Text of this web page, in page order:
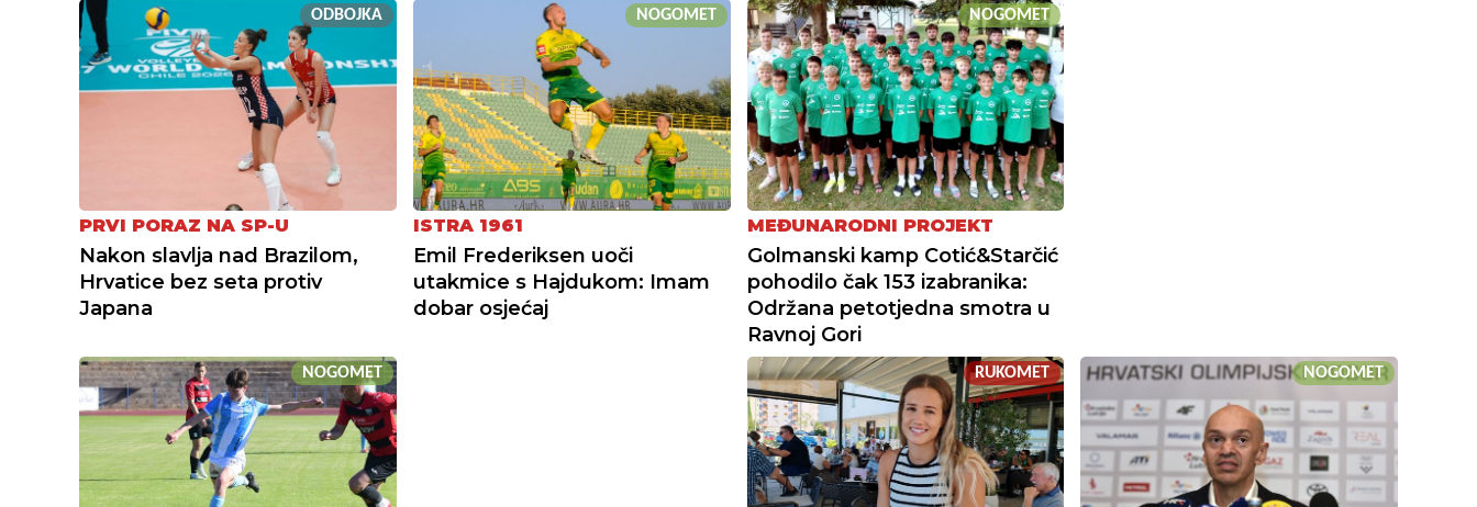
ODBOJKA
PRVI PORAZ NA SP-U
Nakon slavlja nad Brazilom,
Hrvatice bez seta protiv
Japana
NOGOMET
ISTRA 1961
Emil Frederiksen uoči
utakmice s Hajdukom: Imam
dobar osjećaj
NOGOMET
MEĐUNARODNI PROJEKT
Golmanski kamp Cotić&Starčić
pohodilo čak 153 izabranika:
Održana petotjedna smotra u
Ravnoj Gori
NOGOMET RUKOMET NOGOMET